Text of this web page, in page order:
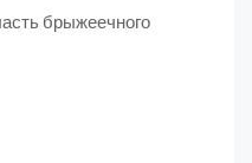
брыжеечного